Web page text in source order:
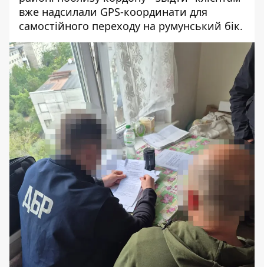
вже надсилали GPS-координати для
самостійного переходу на румунський бік.